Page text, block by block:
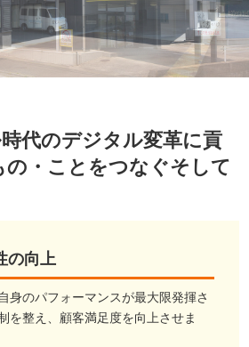
代のデジタル変革に貢
の・ことをつなぐそして
の向上
身のパフォーマンスが最大限発揮さ
を整え、顧客満足度を向上させま